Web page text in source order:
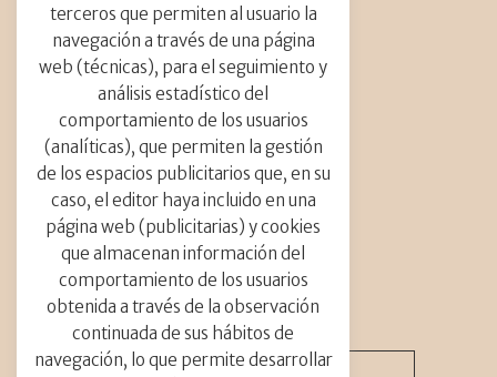
Activismo floral Barcelona
botánio
bulbos
cabalgada de flores
carrozas de flores
ceremonia
Ciudades
colores
Cultura floral
decoración catedral
decoración con flores
decoración iglesia
flor del mes
flores
flores del mundo
flores raras
flores tropiclaes
floristería
floristería sostenible
Guerrilla floral
Holanda
Instalación
instalación floral
instalación gran escala
jardín
Madrid navidad
nofloralfoam
orquídeas
paniculata
parade de flores
Países
photoshooting
Talleres
Caja DIY
contacto_
info@abrilfloresmil.es
Tel.: +34 691 729 187
Calle Carrer Provenza, 273
08008 Barcelona
newsletter_
terceros que permiten al usuario la
navegación a través de una página
web (técnicas), para el seguimiento y
análisis estadístico del
comportamiento de los usuarios
(analíticas), que permiten la gestión
de los espacios publicitarios que, en su
caso, el editor haya incluido en una
página web (publicitarias) y cookies
que almacenan información del
comportamiento de los usuarios
obtenida a través de la observación
continuada de sus hábitos de
navegación, lo que permite desarrollar